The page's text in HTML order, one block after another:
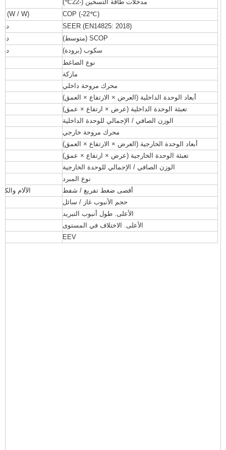
مدخلات طاقة التسخين (-22
℃
)
COP (-22℃)
(W / W) / (BTU / W)
SEER (EN14825: 2018)
SCOP (متوسط)
سكوب (برودة)
نوع الضاغط
ماركة
محرك مروحة داخلي
أبعاد الوحدة الداخلية (العرض × الارتفاع × العمق)
تعبئة الوحدة الداخلية (عرض × ارتفاع × عمق)
الوزن الصافي / الإجمالي للوحدة الداخلية
محرك مروحة خارجي
أبعاد الوحدة الخارجية (العرض × الارتفاع × العمق)
تعبئة الوحدة الخارجية (عرض × ارتفاع × عمق)
الوزن الصافي / الإجمالي للوحدة الخارجية
نوع المبرد
أقصى ضغط تفريغ / شفط
الآلام
حجم الأنبوب غاز / سائل
الأعلى. طول أنبوب التبريد
الأعلى. الاختلاف في المستوى
EEV